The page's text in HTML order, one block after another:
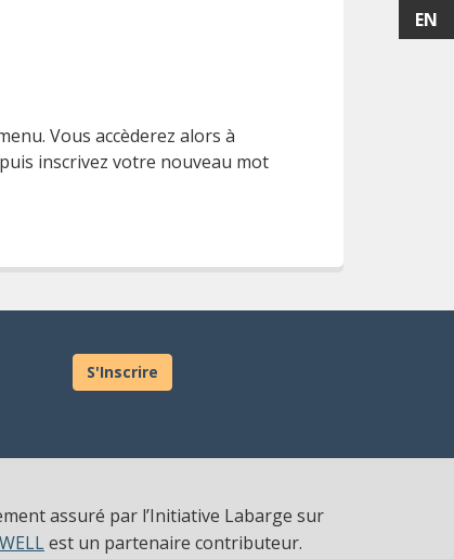
Vous accèderez alors à
inscrivez votre nouveau mot
S'Inscrire
assuré par l’Initiative Labarge sur
est un partenaire contributeur.
EN